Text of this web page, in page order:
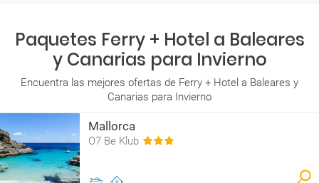
Paquetes Ferry + Hotel a Baleares
y Canarias para Invierno
Encuentra las mejores ofertas de Ferry + Hotel a Baleares y
Canarias para Invierno
Mallorca
O7 Be Klub